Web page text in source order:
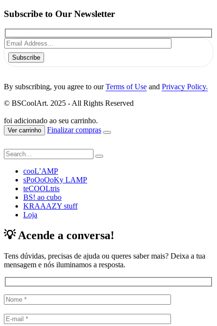
Subscribe to Our Newsletter
Subscribe
By subscribing, you agree to ourTerms of Use and Privacy Policy.
© BSCoolArt. 2025 - All Rights Reserved
foi adicionado ao seu carrinho.
Ver carrinho Finalizar compras
cooL’AMP
sPoOoOoKy LAMP
teCOOLtris
BS! ao cubo
KRAAAZY stuff
Loja
💡 Acende a conversa!
Tens dúvidas, precisas de ajuda ou queres saber mais? Deixa a tua
mensagem e nós iluminamos a resposta.